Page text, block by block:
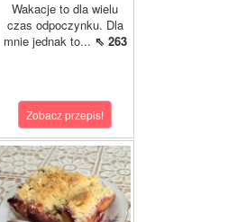
Wakacje to dla wielu
czas odpoczynku. Dla
mnie jednak to... ⇖ 263
Zobacz przepis!